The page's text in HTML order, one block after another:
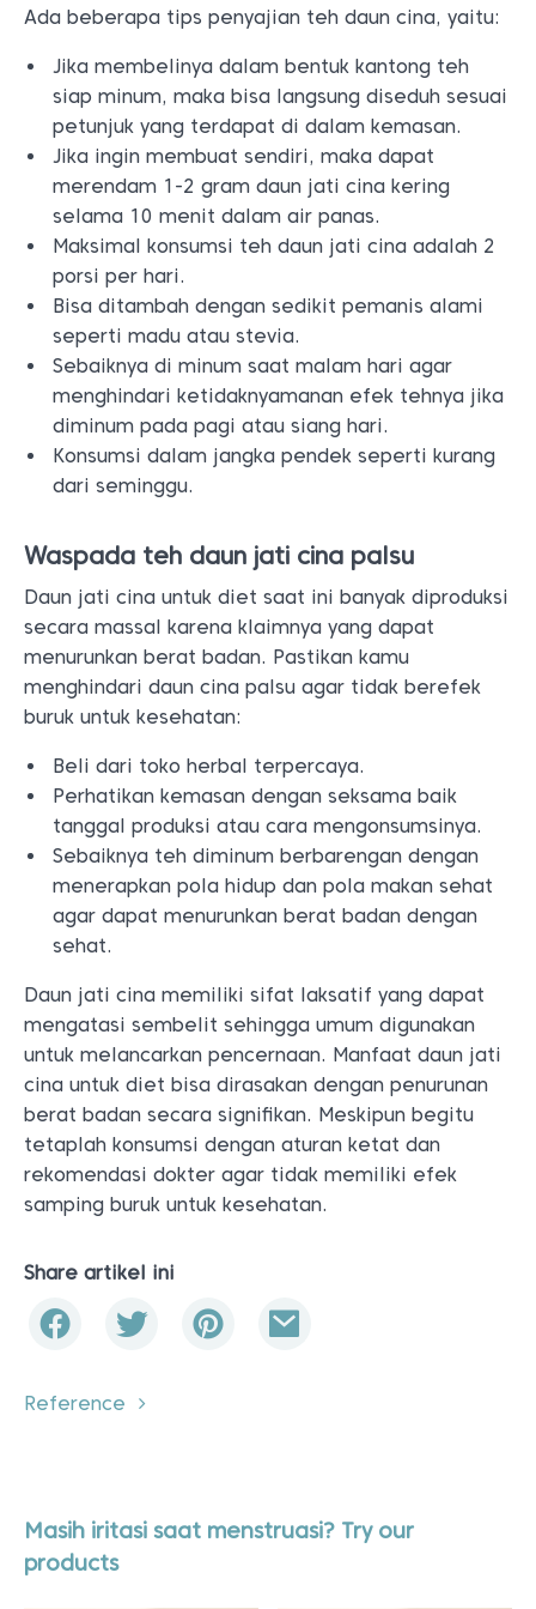
Ada beberapa tips penyajian teh daun cina, yaitu:
Jika membelinya dalam bentuk kantong teh
siap minum, maka bisa langsung diseduh sesuai
petunjuk yang terdapat di dalam kemasan.
Jika ingin membuat sendiri, maka dapat
merendam 1-2 gram daun jati cina kering
selama 10 menit dalam air panas.
Maksimal konsumsi teh daun jati cina adalah 2
porsi per hari.
Bisa ditambah dengan sedikit pemanis alami
seperti madu atau stevia.
Sebaiknya di minum saat malam hari agar
menghindari ketidaknyamanan efek tehnya jika
diminum pada pagi atau siang hari.
Konsumsi dalam jangka pendek seperti kurang
dari seminggu.
Waspada teh daun jati cina palsu
Daun jati cina untuk diet saat ini banyak diproduksi
secara massal karena klaimnya yang dapat
menurunkan berat badan. Pastikan kamu
menghindari daun cina palsu agar tidak berefek
buruk untuk kesehatan:
Beli dari toko herbal terpercaya.
Perhatikan kemasan dengan seksama baik
tanggal produksi atau cara mengonsumsinya.
Sebaiknya teh diminum berbarengan dengan
menerapkan pola hidup dan pola makan sehat
agar dapat menurunkan berat badan dengan
sehat.
Daun jati cina memiliki sifat laksatif yang dapat
mengatasi sembelit sehingga umum digunakan
untuk melancarkan pencernaan. Manfaat daun jati
cina untuk diet bisa dirasakan dengan penurunan
berat badan secara signifikan. Meskipun begitu
tetaplah konsumsi dengan aturan ketat dan
rekomendasi dokter agar tidak memiliki efek
samping buruk untuk kesehatan.
Share artikel ini
Reference
Masih iritasi saat menstruasi? Try our
products